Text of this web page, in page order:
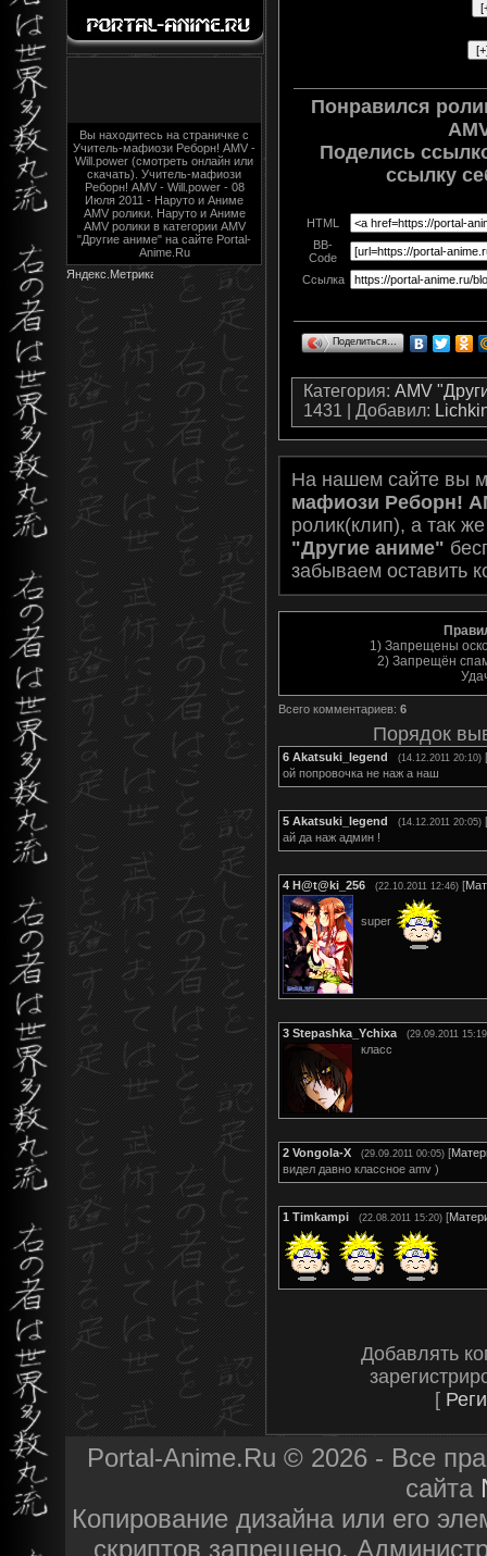
Вы находитесь на страничке с
Учитель-мафиози Реборн! AMV -
Will.power (смотреть онлайн или
скачать). Учитель-мафиози
Реборн! AMV - Will.power - 08
Июля 2011 - Наруто и Аниме
AMV ролики. Наруто и Аниме
AMV ролики в категории AMV
"Другие аниме" на сайте Portal-
Anime.Ru
Понравился
Поделись
ссылку
HTML
BB-
Code
Ссылка
Поделиться…
Категория: AMV
1431 | Добавил:
На нашем сайте вы
мафиози Реборн!
ролик(клип), а так
"Другие аниме"
забываем оставить
1) Запрещены
2) Запрещён
Всего комментариев: 6
Порядок
6 Akatsuki_legend (14.12.2011 20:10) [
ой попровочка не наж а наш
5 Akatsuki_legend (14.12.2011 20:05) [
ай да наж админ !
4 H@t@ki_256 (22.10.2011 12:46) [
super
3 Stepashka_Ychixa (29.09.2011
класс
2 Vongola-X (29.09.2011 00:05) [
видел давно классное amv )
1 Timkampi (22.08.2011 15:20) [
Добавлять
[
Portal-Anime.Ru © 2026 - Все
сайта
Копирование дизайна или его
скриптов запрещено.